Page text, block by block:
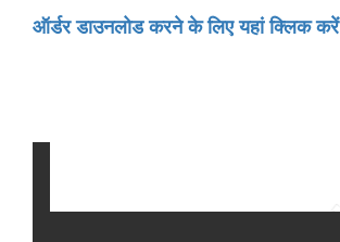
ऑर्डर डाउनलोड करने के लिए यहां क्लिक करें